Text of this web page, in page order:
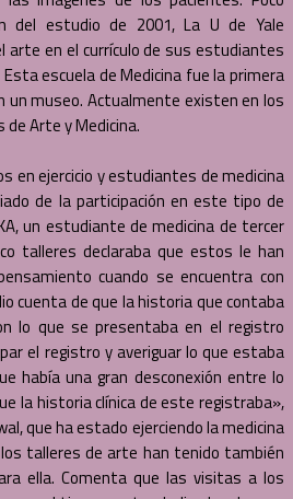
del estudio de 2001, La U de Yale
arte en el currículo de sus estudiantes
escuela de Medicina fue la primera
un museo. Actualmente existen en los
de Arte y Medicina.
en ejercicio y estudiantes de medicina
de la participación en este tipo de
un estudiante de medicina de tercer
talleres declaraba que estos le han
cuando se encuentra con
cuenta de que la historia que contaba
lo que se presentaba en el registro
el registro y averiguar lo que estaba
había una gran desconexión entre lo
la historia clínica de este registraba»,
que ha estado ejerciendo la medicina
talleres de arte han tenido también
ella. Comenta que las visitas a los